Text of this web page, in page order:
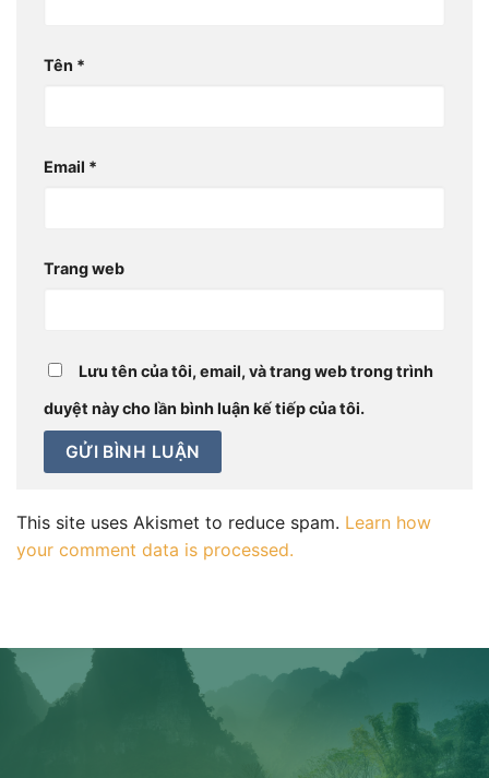
Tên *
Email *
Trang web
Lưu tên của tôi, email, và trang web trong trình
duyệt này cho lần bình luận kế tiếp của tôi.
This site uses Akismet to reduce spam. Learn how
your comment data is processed.